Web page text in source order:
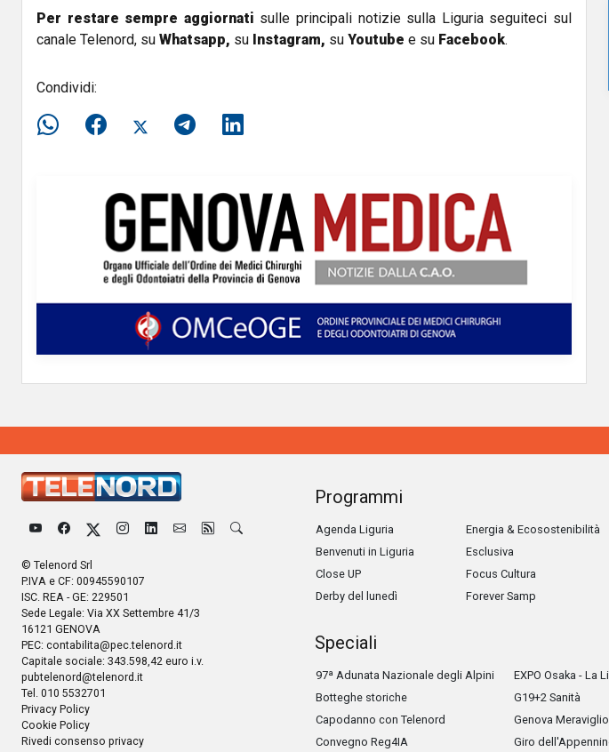
Per restare sempre aggiornati sulle principali notizie sulla Liguria seguiteci sul
canale Telenord, su Whatsapp, su Instagram, su Youtube e su Facebook.
Condividi:
© Telenord Srl
P.IVA e CF: 00945590107
ISC. REA - GE: 229501
Sede Legale: Via XX Settembre 41/3
16121 GENOVA
PEC: contabilita@pec.telenord.it
Capitale sociale: 343.598,42 euro i.v.
pubtelenord@telenord.it
Tel. 010 5532701
Privacy Policy
Cookie Policy
Rivedi consenso privacy
Programmi
Agenda Liguria
Benvenuti in Liguria
Close UP
Derby del lunedì
Energia & Ecosostenibilità
Esclusiva
Focus Cultura
Forever Samp
Speciali
97ª Adunata Nazionale degli Alpini
Botteghe storiche
Capodanno con Telenord
Convegno Reg4IA
EXPO Osaka - La
G19+2 Sanità
Genova
Giro